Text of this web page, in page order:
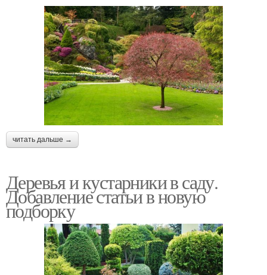
Дерева для улицы
Декоративно-
лиственные дерева
Кусты для дизайна
Сосны в ландшафтном
дизайне
Цвета в дизайне
читать дальше →
Деревья и кустарники в саду.
Добавление статьи в новую
подборку